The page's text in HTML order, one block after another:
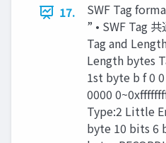
17.
SWF Tag
” • SWF Tag
Tag and
Length bytes
1st byte b f 0
0000
Type:2 Little
byte 10 bits 6